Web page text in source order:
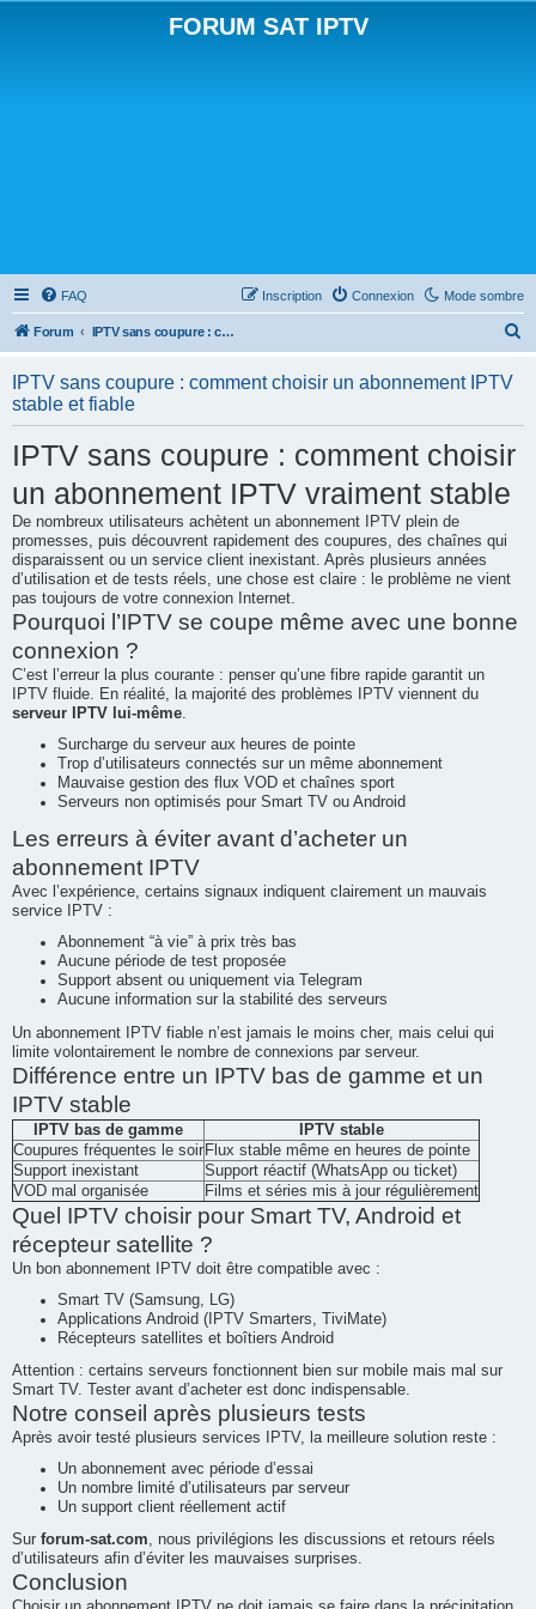
FORUM SAT IPTV
Mode sombre
FAQ Connexion
Inscription
Forum IPTV sans coupure : comment choisir un abonnement IPTV stable et fiable
IPTV sans coupure : comment choisir un abonnement IPTV
stable et fiable
IPTV sans coupure : comment choisir
un abonnement IPTV vraiment stable
De nombreux utilisateurs achètent un abonnement IPTV plein de
promesses, puis découvrent rapidement des coupures, des chaînes qui
disparaissent ou un service client inexistant. Après plusieurs années
d’utilisation et de tests réels, une chose est claire : le problème ne vient
pas toujours de votre connexion Internet.
Pourquoi l’IPTV se coupe même avec une bonne
connexion ?
C’est l’erreur la plus courante : penser qu’une fibre rapide garantit un
IPTV fluide. En réalité, la majorité des problèmes IPTV viennent du
serveur IPTV lui-même.
Surcharge du serveur aux heures de pointe
Trop d’utilisateurs connectés sur un même abonnement
Mauvaise gestion des flux VOD et chaînes sport
Serveurs non optimisés pour Smart TV ou Android
Les erreurs à éviter avant d’acheter un
abonnement IPTV
Avec l’expérience, certains signaux indiquent clairement un mauvais
service IPTV :
Abonnement “à vie” à prix très bas
Aucune période de test proposée
Support absent ou uniquement via Telegram
Aucune information sur la stabilité des serveurs
Un abonnement IPTV fiable n’est jamais le moins cher, mais celui qui
limite volontairement le nombre de connexions par serveur.
Différence entre un IPTV bas de gamme et un
IPTV stable
IPTV bas de gamme
IPTV stable
Coupures fréquentes le soir Flux stable même en heures de pointe
Support inexistant
Support réactif (WhatsApp ou ticket)
VOD mal organisée
Films et séries mis à jour régulièrement
Quel IPTV choisir pour Smart TV, Android et
récepteur satellite ?
Un bon abonnement IPTV doit être compatible avec :
Smart TV (Samsung, LG)
Applications Android (IPTV Smarters, TiviMate)
Récepteurs satellites et boîtiers Android
Attention : certains serveurs fonctionnent bien sur mobile mais mal sur
Smart TV. Tester avant d’acheter est donc indispensable.
Notre conseil après plusieurs tests
Après avoir testé plusieurs services IPTV, la meilleure solution reste :
Un abonnement avec période d’essai
Un nombre limité d’utilisateurs par serveur
Un support client réellement actif
Sur forum-sat.com, nous privilégions les discussions et retours réels
d’utilisateurs afin d’éviter les mauvaises surprises.
Conclusion